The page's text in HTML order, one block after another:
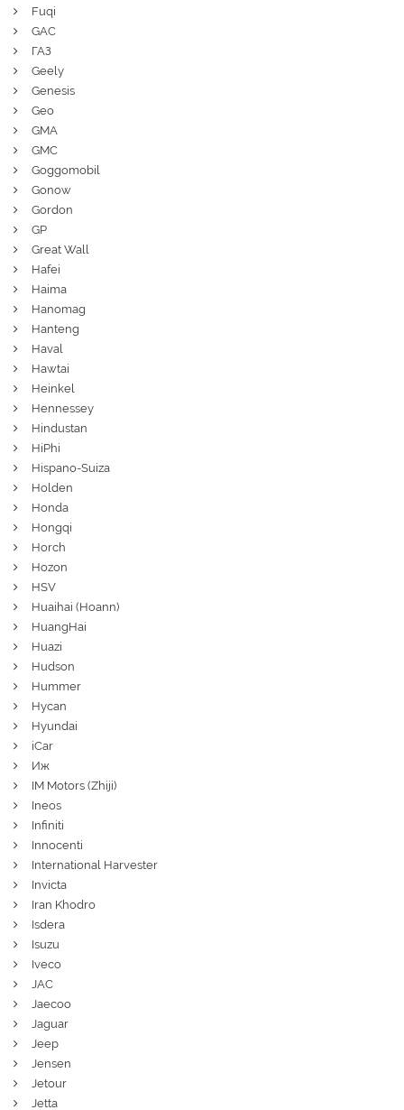
Fuqi
GAC
ГАЗ
Geely
Genesis
Geo
GMA
GMC
Goggomobil
Gonow
Gordon
GP
Great Wall
Hafei
Haima
Hanomag
Hanteng
Haval
Hawtai
Heinkel
Hennessey
Hindustan
HiPhi
Hispano-Suiza
Holden
Honda
Hongqi
Horch
Hozon
HSV
Huaihai (Hoann)
HuangHai
Huazi
Hudson
Hummer
Hycan
Hyundai
iCar
Иж
IM Motors (Zhiji)
Ineos
Infiniti
Innocenti
International Harvester
Invicta
Iran Khodro
Isdera
Isuzu
Iveco
JAC
Jaecoo
Jaguar
Jeep
Jensen
Jetour
Jetta